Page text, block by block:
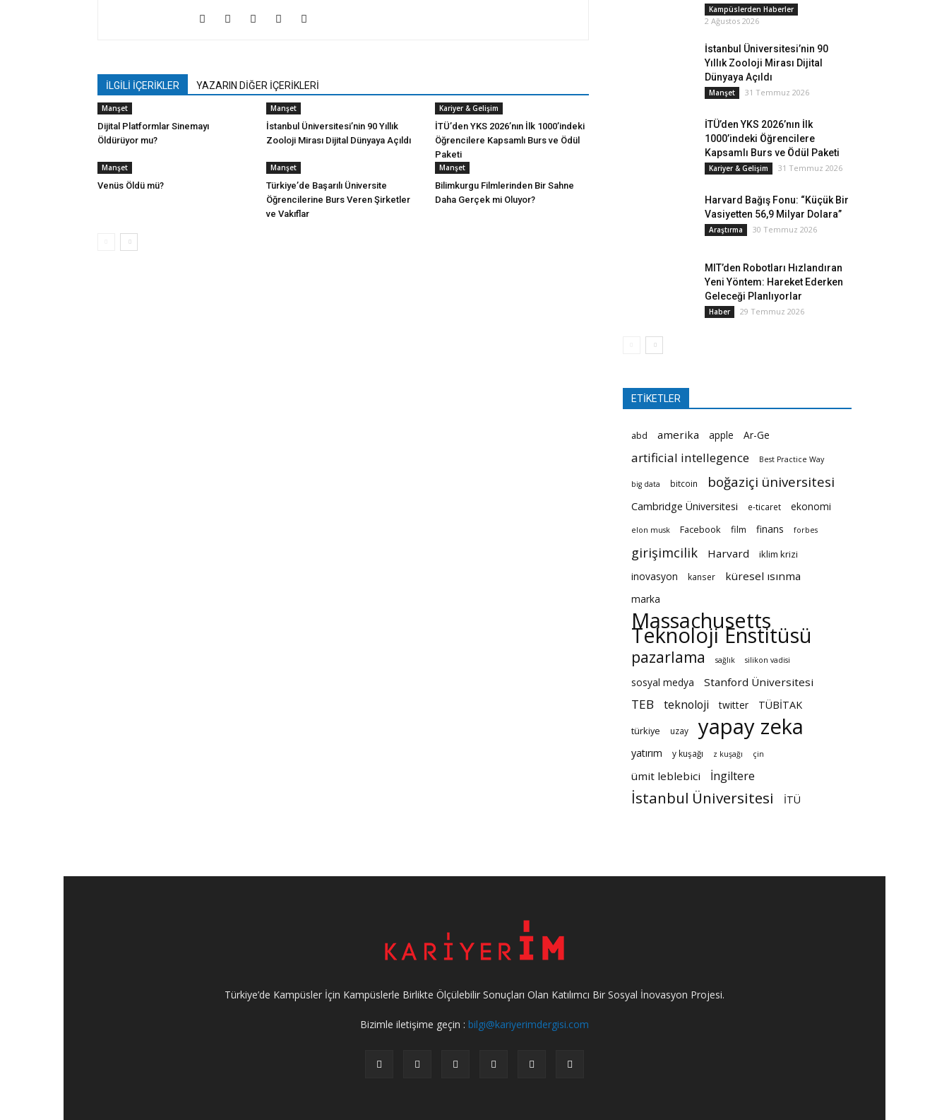
İLGİLİ İÇERİKLER YAZARIN DİĞER İÇERİKLERİ
Manşet
Dijital Platformlar Sinemayı
Öldürüyor mu?
Manşet
İstanbul Üniversitesi’nin 90 Yıllık
Zooloji Mirası Dijital Dünyaya Açıldı
Kariyer & Gelişim
İTÜ’den YKS 2026’nın İlk 1000’indeki
Öğrencilere Kapsamlı Burs ve Ödül
Paketi
Manşet
Venüs Öldü mü?
Manşet
Türkiye’de Başarılı Üniversite
Öğrencilerine Burs Veren Şirketler
ve Vakıflar
Manşet
Bilimkurgu Filmlerinden Bir Sahne
Daha Gerçek mi Oluyor?
Kampüslerden Haberler
2 Ağustos 2026
İstanbul Üniversitesi’nin 90
Yıllık Zooloji Mirası Dijital
Dünyaya Açıldı
Manşet 31 Temmuz 2026
İTÜ’den YKS 2026’nın İlk
1000’indeki Öğrencilere
Kapsamlı Burs ve Ödül Paketi
Kariyer & Gelişim 31 Temmuz 2026
Harvard Bağış Fonu: “Küçük Bir
Vasiyetten 56,9 Milyar Dolara”
Araştırma 30 Temmuz 2026
MIT’den Robotları Hızlandıran
Yeni Yöntem: Hareket Ederken
Geleceği Planlıyorlar
Haber 29 Temmuz 2026
ETİKETLER
abd amerika apple Ar-Ge
artificial intellegence Best Practice Way
big data bitcoin boğaziçi üniversitesi
Cambridge Üniversitesi e-ticaret ekonomi
elon musk Facebook film finans forbes
girişimcilik Harvard iklim krizi
inovasyon kanser küresel ısınma
marka
Massachusetts
Teknoloji Enstitüsü
pazarlama sağlık silikon vadisi
sosyal medya Stanford Üniversitesi
TEB teknoloji twitter TÜBİTAK
türkiye uzay yapay zeka
yatırım y kuşağı z kuşağı çin
ümit leblebici İngiltere
İstanbul Üniversitesi İTÜ
Türkiye’de Kampüsler İçin Kampüslerle Birlikte Ölçülebilir Sonuçları Olan Katılımcı Bir Sosyal İnovasyon Projesi.
Bizimle iletişime geçin : bilgi@kariyerimdergisi.com